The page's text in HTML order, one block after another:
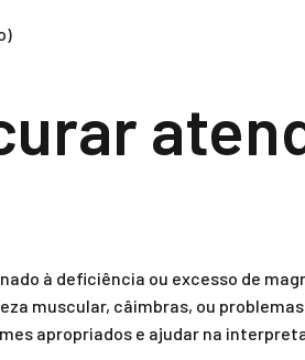
à deficiência ou excesso de
muscular, câimbras, ou
apropriados e ajudar na